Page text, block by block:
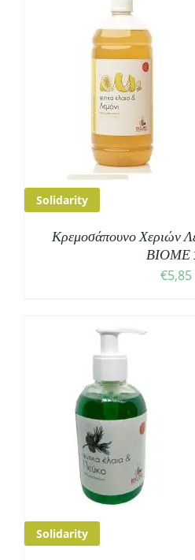
Solidarity
Κρεμοσάπουνο Χεριών
ΒΙΟΜΕ
€5,85
Solidarity